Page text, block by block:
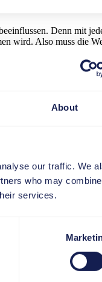
About
our traffic. We
who may
services.
Denn mit
wird. Also muss die
gelebt werden und die
Angestellten?
beteiligen sie
stellt sich heraus,
ausmachen? Und
andere Ansprache als